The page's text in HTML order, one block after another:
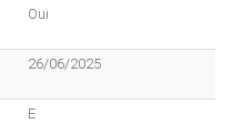
Oui
26/06/2025
E